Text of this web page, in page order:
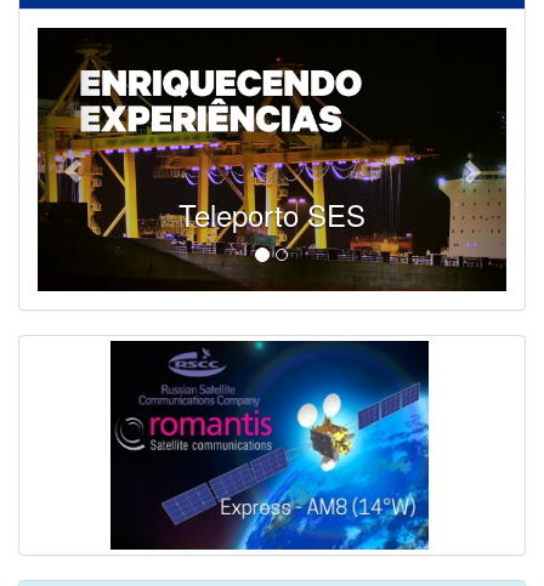
SES - Fornecendo Esportes Ao Vivo